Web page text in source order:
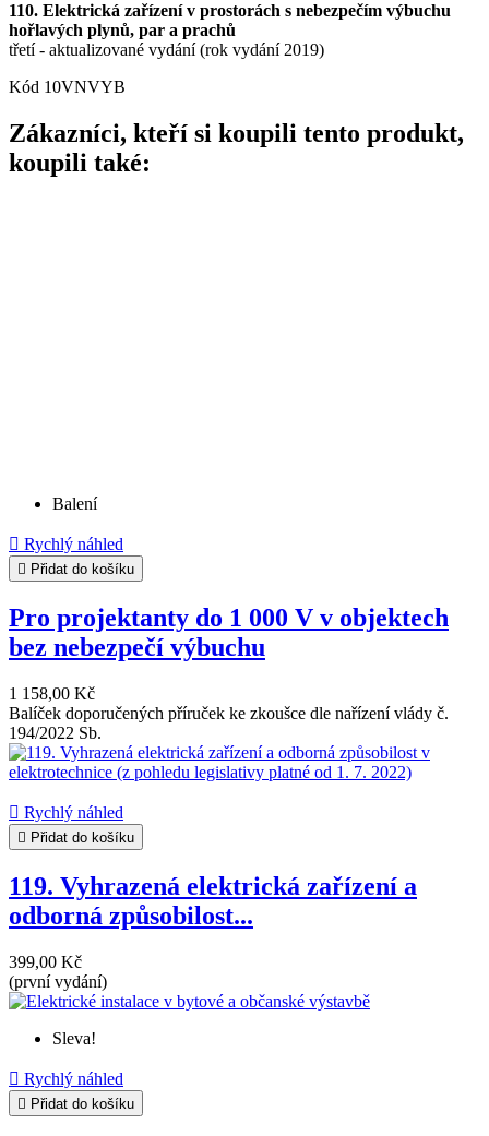
110. Elektrická zařízení v prostorách s nebezpečím výbuchu
hořlavých plynů, par a prachů
třetí - aktualizované vydání (rok vydání 2019)
Kód 10VNVYB
Zákazníci, kteří si koupili tento produkt,
koupili také:
Balení
 Rychlý náhled
 Přidat do košíku
Pro projektanty do 1 000 V v objektech
bez nebezpečí výbuchu
1 158,00 Kč
Balíček doporučených příruček ke zkoušce dle nařízení vlády č.
194/2022 Sb.
 Rychlý náhled
 Přidat do košíku
119. Vyhrazená elektrická zařízení a
odborná způsobilost...
399,00 Kč
(první vydání)
Sleva!
 Rychlý náhled
 Přidat do košíku